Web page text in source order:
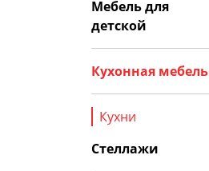
Мебель для
детской
Кухонная мебель
Кухни
Стеллажи